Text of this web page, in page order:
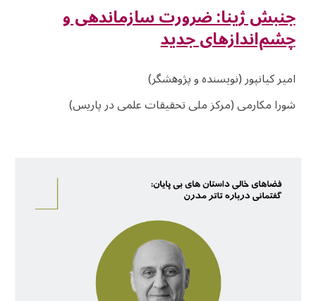
جنبش ژینا: ضرورت سازماندهی و
چشم‌اندازهای جدید
امیر کیانپور (نویسنده و پژوهشگر)
شورا مکارمی (مرکز ملی تحقیقات علمی در پاریس)